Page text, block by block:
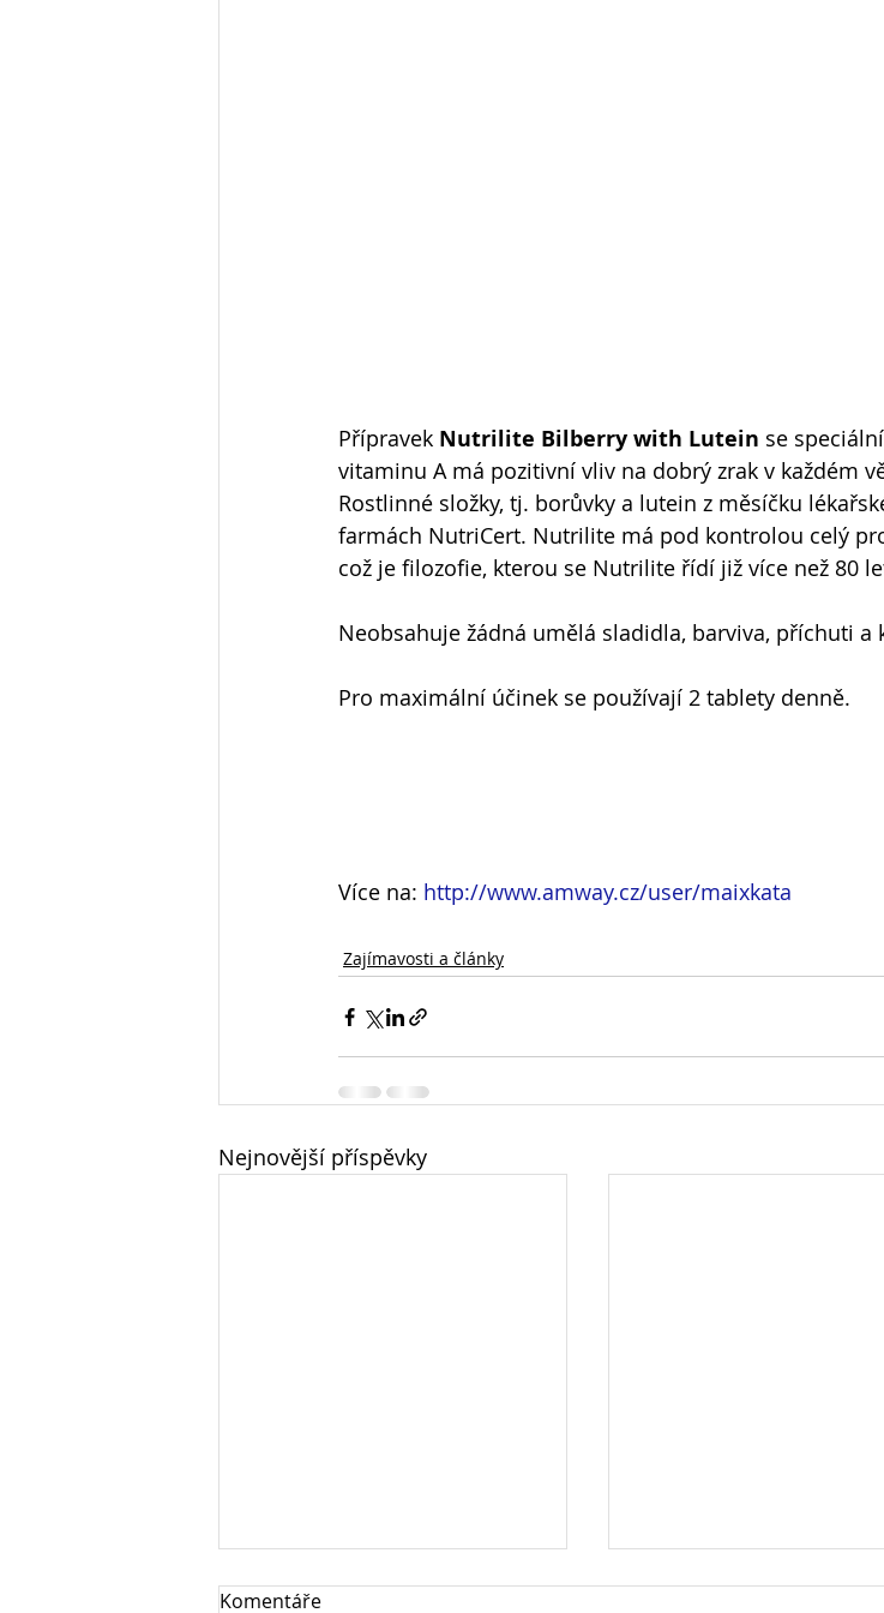
Přípravek Nutrilite Bilberry with Lutein se
vitaminu A má pozitivní vliv na dobrý zrak v každém
Rostlinné složky, tj. borůvky a lutein z měsíčku
farmách NutriCert. Nutrilite má pod kontrolou celý
což je filozofie, kterou se Nutrilite řídí již více než 80
Neobsahuje žádná umělá sladidla, barviva, příchuti a
Pro maximální účinek se používají 2 tablety denně.
Více na: http://www.amway.cz/user/maixkata
Zajímavosti a články
Nejnovější příspěvky
Komentáře